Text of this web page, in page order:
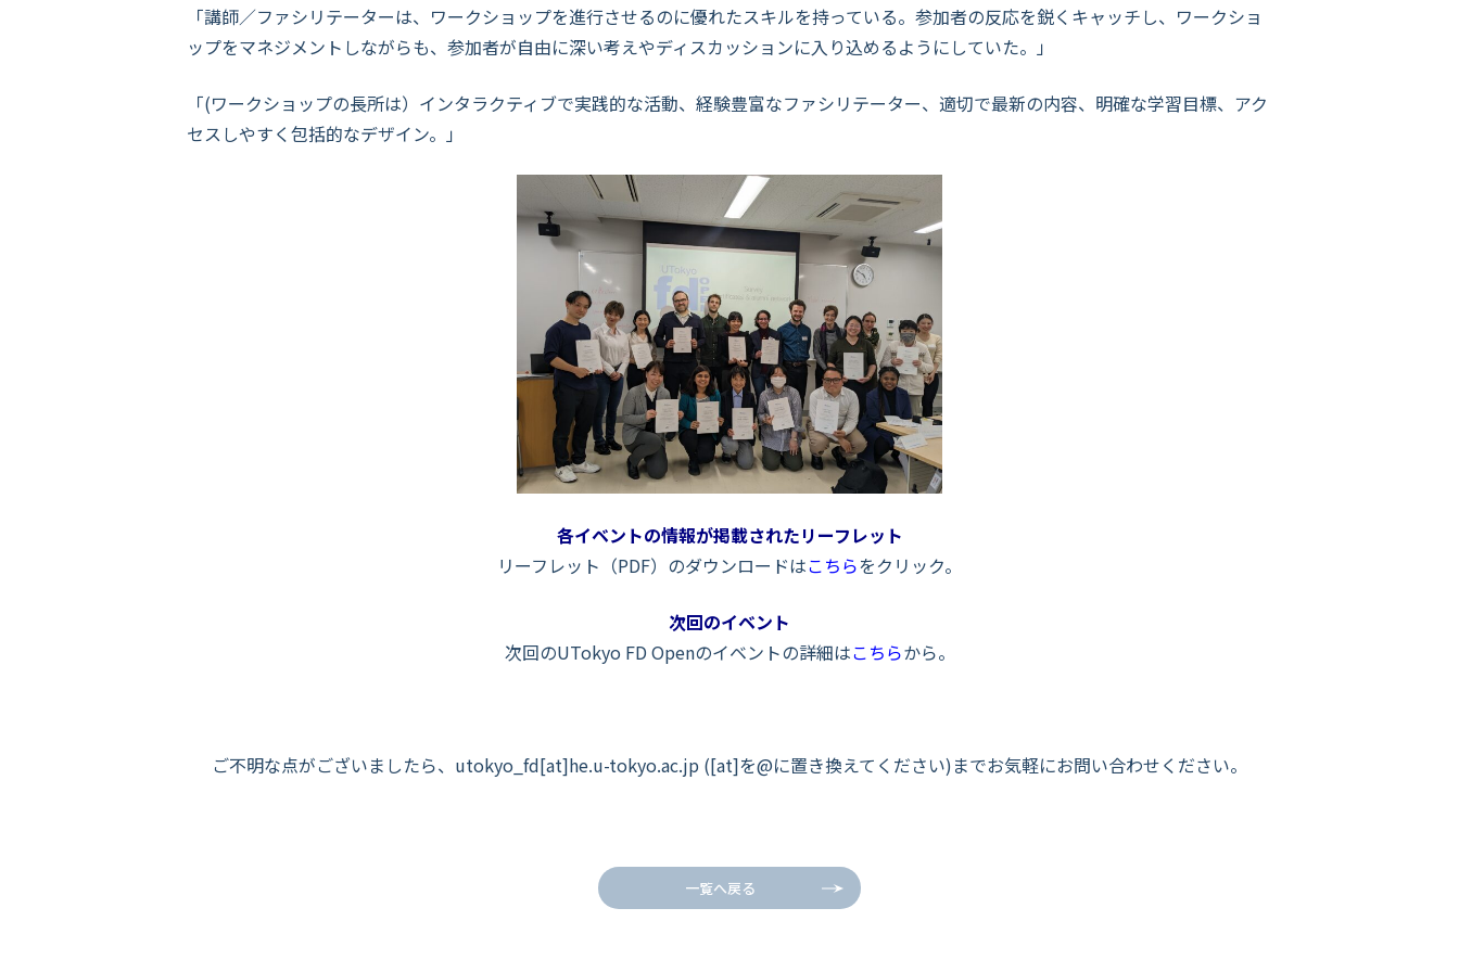
「講師／ファシリテーターは、ワークショップを進行させるのに優れたスキルを持っている。参加者の反応を鋭くキャッチし、ワークショ
ップをマネジメントしながらも、参加者が自由に深い考えやディスカッションに入り込めるようにしていた。」
「(ワークショップの長所は）インタラクティブで実践的な活動、経験豊富なファシリテーター、適切で最新の内容、明確な学習目標、アク
セスしやすく包括的なデザイン。」
各イベントの情報が掲載されたリーフレット
リーフレット（PDF）のダウンロードはこちらをクリック。
次回のイベント
次回のUTokyo FD Openのイベントの詳細はこちらから。
ご不明な点がございましたら、utokyo_fd[at]he.u-tokyo.ac.jp ([at]を@に置き換えてください)までお気軽にお問い合わせください。
一覧へ戻る